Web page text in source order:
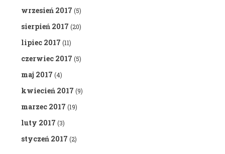
wrzesień 2017 (5)
sierpień 2017 (20)
lipiec 2017 (11)
czerwiec 2017 (5)
maj 2017 (4)
kwiecień 2017 (9)
marzec 2017 (19)
luty 2017 (3)
styczeń 2017 (2)